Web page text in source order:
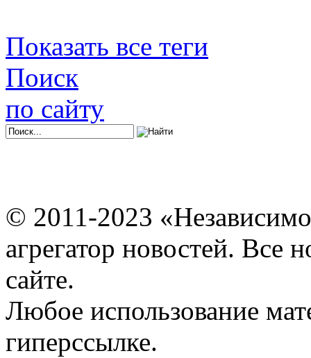
Показать все теги
Поиск
по сайту
© 2011-2023
агрегатор новостей. Все
сайте.
Любое использование
гиперссылке.